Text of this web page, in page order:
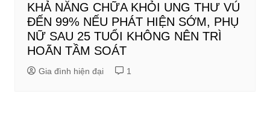
KHẢ NĂNG CHỮA KHỎI UNG THƯ VÚ
ĐẾN 99% NẾU PHÁT HIỆN SỚM, PHỤ
NỮ SAU 25 TUỔI KHÔNG NÊN TRÌ
HOÃN TẦM SOÁT
Gia đình hiện đại 1